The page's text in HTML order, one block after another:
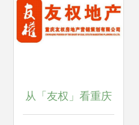
从「友权」看重庆